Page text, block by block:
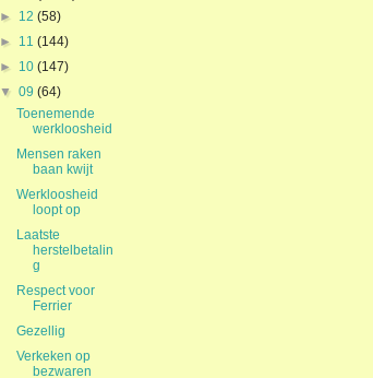
► 12(58)
► 11(144)
► 10(147)
▼09(64)
Toenemende
werkloosheid
Mensen raken
baan kwijt
Werkloosheid
loopt op
Laatste
herstelbetalin
g
Respect voor
Ferrier
Gezellig
Verkeken op
bezwaren